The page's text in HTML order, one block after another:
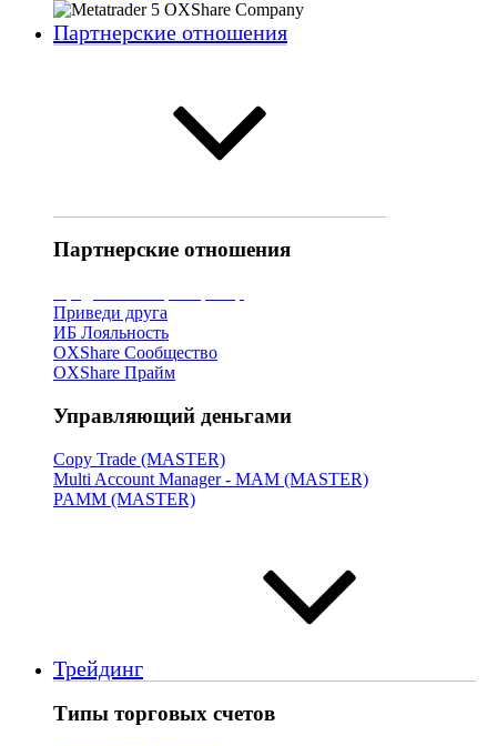
Партнерские отношения
Партнерские отношения
Приведи друга
ИБ Лояльность
OXShare Сообщество
OXShare Прайм
Управляющий деньгами
Copy Trade (MASTER)
Multi Account Manager - MAM (MASTER)
PAMM (MASTER)
Трейдинг
Типы торговых счетов